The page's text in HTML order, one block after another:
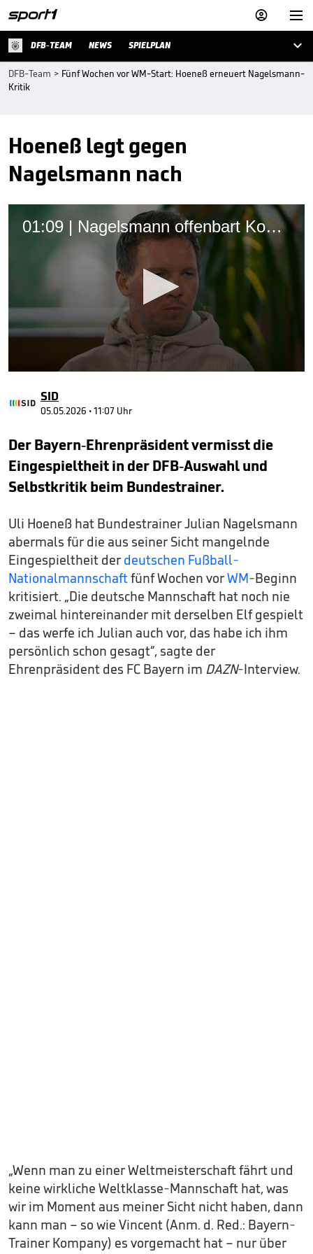


DFB-TEAM NEWS SPIELPLAN 
DFB-Team > Fünf Wochen vor WM-Start: Hoeneß erneuert Nagelsmann-
Kritik
Hoeneß legt gegen
Nagelsmann nach
01:09 | Nagelsmann offenbart Kontakt mit Neuer
of
1
seconds
SID
05.05.2026 • 11:07 Uhr
Der Bayern-Ehrenpräsident vermisst die
Eingespieltheit in der DFB-Auswahl und
Selbstkritik beim Bundestrainer.
Uli Hoeneß hat Bundestrainer Julian Nagelsmann
abermals für die aus seiner Sicht mangelnde
Eingespieltheit der deutschen Fußball-
Nationalmannschaftfünf Wochen vorWM-Beginn
kritisiert. „Die deutsche Mannschaft hat noch nie
zweimal hintereinander mit derselben Elf gespielt
– das werfe ich Julian auch vor, das habe ich ihm
persönlich schon gesagt“, sagte der
Ehrenpräsident des FC Bayern im DAZN-Interview.
„Wenn man zu einer Weltmeisterschaft fährt und
keine wirkliche Weltklasse-Mannschaft hat, was
wir im Moment aus meiner Sicht nicht haben, dann
kann man – so wie Vincent (Anm. d. Red.: Bayern-
Trainer Kompany) es vorgemacht hat – nur über